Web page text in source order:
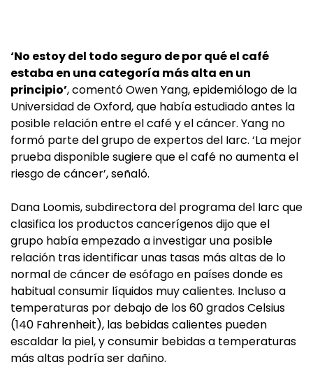
‘No estoy del todo seguro de por qué el café
estaba en una categoría más alta en un
principio’, comentó Owen Yang, epidemiólogo de la
Universidad de Oxford, que había estudiado antes la
posible relación entre el café y el cáncer. Yang no
formó parte del grupo de expertos del Iarc. ‘La mejor
prueba disponible sugiere que el café no aumenta el
riesgo de cáncer’, señaló.
Dana Loomis, subdirectora del programa del Iarc que
clasifica los productos cancerígenos dijo que el
grupo había empezado a investigar una posible
relación tras identificar unas tasas más altas de lo
normal de cáncer de esófago en países donde es
habitual consumir líquidos muy calientes. Incluso a
temperaturas por debajo de los 60 grados Celsius
(140 Fahrenheit), las bebidas calientes pueden
escaldar la piel, y consumir bebidas a temperaturas
más altas podría ser dañino.